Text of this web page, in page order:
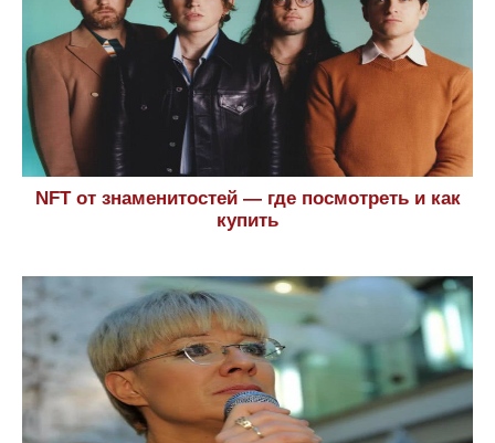
NFT от знаменитостей — где посмотреть и как
купить